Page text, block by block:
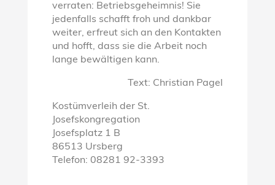
verraten: Betriebsgeheimnis! Sie
jedenfalls schafft froh und dankbar
weiter, erfreut sich an den Kontakten
und hofft, dass sie die Arbeit noch
lange bewältigen kann.
Text: Christian Pagel
Kostümverleih der St.
Josefskongregation
Josefsplatz 1 B
86513 Ursberg
Telefon: 08281 92-3393